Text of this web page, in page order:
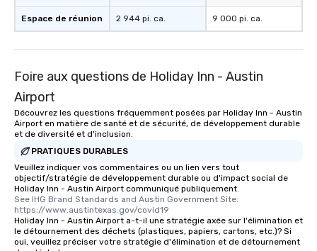
Espace de réunion 2 944 pi. ca. 9 000 pi. ca.
Foire aux questions de Holiday Inn - Austin
Airport
Découvrez les questions fréquemment posées par Holiday Inn - Austin
Airport en matière de santé et de sécurité, de développement durable
et de diversité et d'inclusion.
PRATIQUES DURABLES
Veuillez indiquer vos commentaires ou un lien vers tout
objectif/stratégie de développement durable ou d'impact social de
Holiday Inn - Austin Airport communiqué publiquement.
See IHG Brand Standards and Austin Government Site:
https://www.austintexas.gov/covid19
Holiday Inn - Austin Airport a-t-il une stratégie axée sur l'élimination et
le détournement des déchets (plastiques, papiers, cartons, etc.)? Si
oui, veuillez préciser votre stratégie d'élimination et de détournement